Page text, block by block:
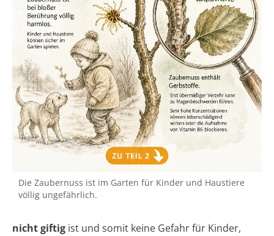
Die Zaubernuss ist im Garten für Kinder und Haustiere
völlig ungefährlich.
nicht giftig ist und somit keine Gefahr für Kinder,